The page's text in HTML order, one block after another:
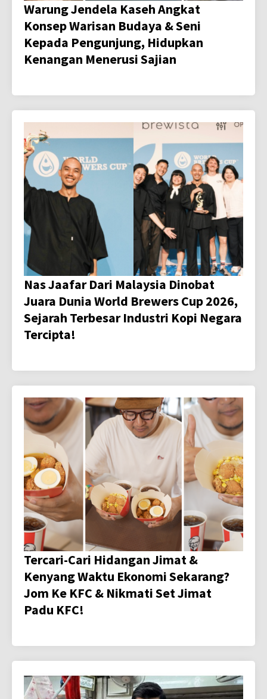
Warung Jendela Kaseh Angkat
Konsep Warisan Budaya & Seni
Kepada Pengunjung, Hidupkan
Kenangan Menerusi Sajian
Nas Jaafar Dari Malaysia Dinobat
Juara Dunia World Brewers Cup 2026,
Sejarah Terbesar Industri Kopi Negara
Tercipta!
Tercari-Cari Hidangan Jimat &
Kenyang Waktu Ekonomi Sekarang?
Jom Ke KFC & Nikmati Set Jimat
Padu KFC!